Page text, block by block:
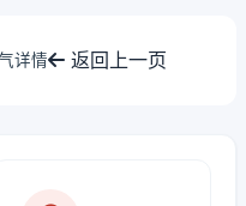
详情 返回上一页